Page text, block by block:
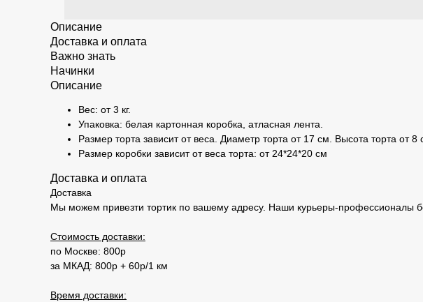
Описание
Доставка и оплата
Важно знать
Начинки
Описание
Вес: от 3 кг.
Упаковка: белая картонная коробка, атласная лента.
Размер торта зависит от веса. Диаметр торта от 17 см. Высота торта от 8
Размер коробки зависит от веса торта: от 24*24*20 см
Доставка и оплата
Доставка
Мы можем привезти тортик по вашему адресу. Наши курьеры-профессионалы
Стоимость доставки:
по Москве: 800р
за МКАД: 800р + 60р/1 км
Время доставки: